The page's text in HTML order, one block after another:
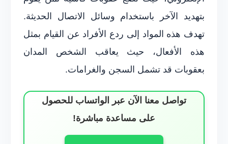
بتهديد الآخر باستخدام وسائل الاتصال الحديثة.
تهدف هذه المواد إلى ردع الأفراد عن القيام بمثل
هذه الأفعال، حيث يعاقب الشخص المدان
بعقوبات قد تشمل السجن والغرامات.
تواصل معنا الآن عبر الواتساب للحصول
على مساعدة مباشرة!